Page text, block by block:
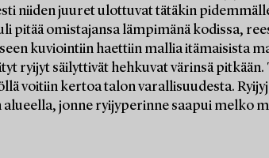
niiden juuret ulottuvat tätäkin
omistajansa lämpimänä kodissa,
kuviointiin haettiin mallia itämaisista
ryijyt säilyttivät hehkuvat värinsä
voitiin kertoa talon varallisuudesta.
jonne ryijyperinne saapui melko